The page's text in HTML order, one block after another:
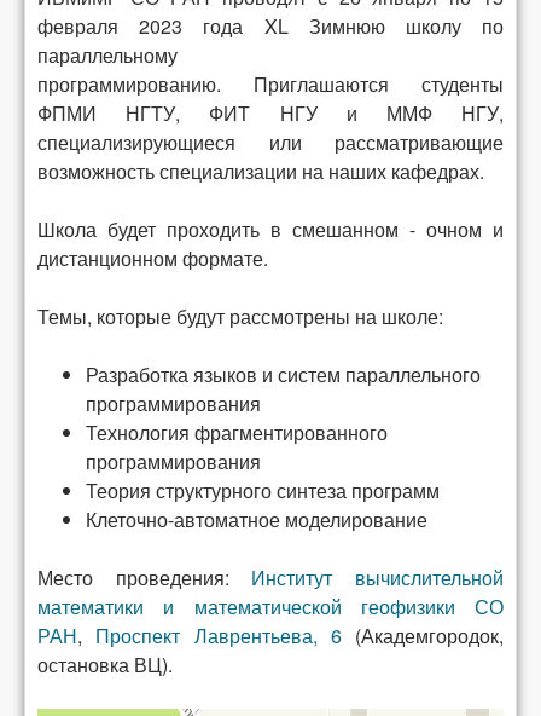
февраля 2023 года XL Зимнюю школу по
параллельному
программированию. Приглашаются студенты
ФПМИ НГТУ, ФИТ НГУ и ММФ НГУ,
специализирующиеся или рассматривающие
возможность специализации на наших кафедрах.
Школа будет проходить в смешанном - очном и
дистанционном формате.
Темы, которые будут рассмотрены на школе:
Разработка языков и систем параллельного
программирования
Технология фрагментированного
программирования
Теория структурного синтеза программ
Клеточно-автоматное моделирование
Место проведения: Институт вычислительной
математики и математической геофизики СО
РАН, Проспект Лаврентьева, 6(Академгородок,
остановка ВЦ).